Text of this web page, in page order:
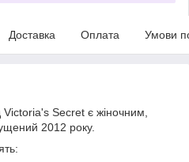
Доставка Оплата Умови
Secret є жіночним,
2012 року.